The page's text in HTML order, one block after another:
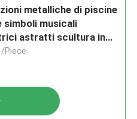
metalliche di piscine
simboli musicali
astratti scultura in
Piece